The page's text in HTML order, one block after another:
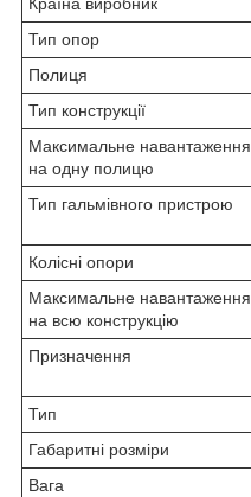
Країна виробник
Тип опор
Полиця
Тип конструкції
Максимальне навантаження
на одну полицю
Тип гальмівного пристрою
Колісні опори
Максимальне навантаження
на всю конструкцію
Призначення
Тип
Габаритні розміри
Вага